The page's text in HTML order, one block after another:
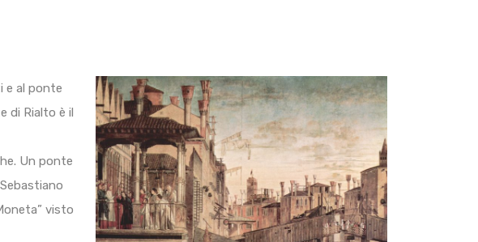
e al ponte
di Rialto è il
Un ponte
visto